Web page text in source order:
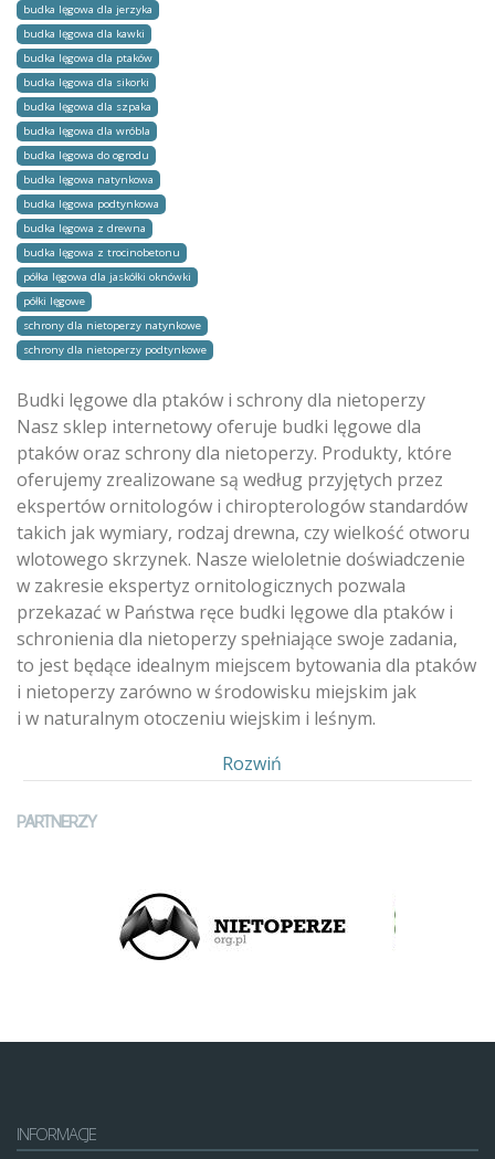
budka lęgowa dla jerzyka
budka lęgowa dla kawki
budka lęgowa dla ptaków
budka lęgowa dla sikorki
budka lęgowa dla szpaka
budka lęgowa dla wróbla
budka lęgowa do ogrodu
budka lęgowa natynkowa
budka lęgowa podtynkowa
budka lęgowa z drewna
budka lęgowa z trocinobetonu
półka lęgowa dla jaskółki oknówki
półki lęgowe
schrony dla nietoperzy natynkowe
schrony dla nietoperzy podtynkowe
Budki lęgowe dla ptaków i schrony dla nietoperzy
Nasz sklep internetowy oferuje budki lęgowe dla
ptaków oraz schrony dla nietoperzy. Produkty, które
oferujemy zrealizowane są według przyjętych przez
ekspertów ornitologów i chiropterologów standardów
takich jak wymiary, rodzaj drewna, czy wielkość otworu
wlotowego skrzynek. Nasze wieloletnie doświadczenie
w zakresie ekspertyz ornitologicznych pozwala
przekazać w Państwa ręce budki lęgowe dla ptaków i
schronienia dla nietoperzy spełniające swoje zadania,
to jest będące idealnym miejscem bytowania dla ptaków
i nietoperzy zarówno w środowisku miejskim jak
i w naturalnym otoczeniu wiejskim i leśnym.
Pokaż
Rozwiń
PARTNERZY
INFORMACJE